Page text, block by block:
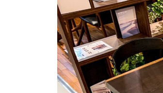
商品情報
ATELIER MOKUBAの一枚板テーブル
ATELIER MOKUBAの一枚板×異素材
特別なダイニングチェア
一枚板用のテーブル脚